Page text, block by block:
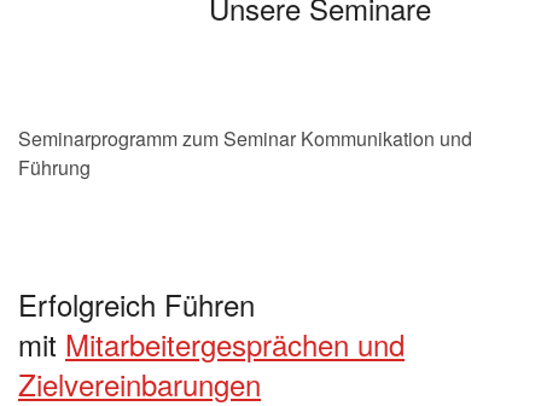
Seminarprogramm zum Seminar Kommunikation und
Führung
Erfolgreich Führen
mit Mitarbeitergesprächen und
Zielvereinbarungen